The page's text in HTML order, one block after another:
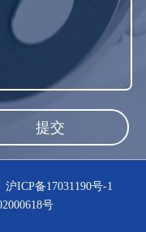
提交
沪ICP备17031190号-1
号